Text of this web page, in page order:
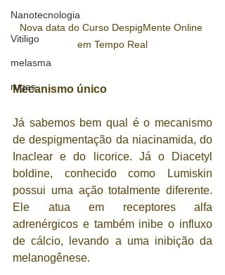
Nanotecnologia
Vitiligo
melasma
rugas
Nova data do Curso DespigMente Online
em Tempo Real
Mecanismo único
Já sabemos bem qual é o mecanismo
de despigmentação da niacinamida, do
Inaclear e do licorice. Já o Diacetyl
boldine, conhecido como Lumiskin
possui uma ação totalmente diferente.
Ele atua em receptores alfa
adrenérgicos e também inibe o influxo
de cálcio, levando a uma inibição da
melanogênese.